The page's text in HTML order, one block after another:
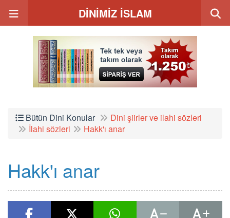
DİNİMİZ İSLAM
Bütün Dini Konular
Dini şiirler ve ilahi sözleri
İlahi sözleri
Hakk'ı anar
Hakk'ı anar